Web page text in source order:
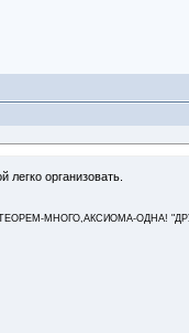
организовать.
МНОГО,АКСИОМА-ОДНА!